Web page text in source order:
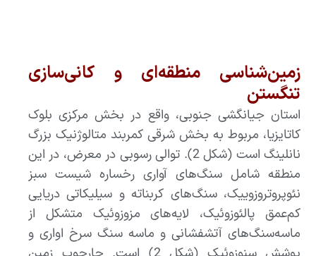
زمین‌شناسی منطقه‌ای و کانی‌سازی
تنگستن
استان جیانگشی جنوبی، واقع در بخش مرکزی بلوک
کاتایزیا، مربوط به بخش شرقی کمربند متالوژنیک بزرگ
نانلینگ است (شکل 2). توالی رسوبی در معرض، در این
منطقه شامل سنگ‌های آواری رخساره شیست سبز
نئوپروتروزوییک، سنگ‌های کربناته و سیلیکاتی دریایی
کم‌عمق پالئوزوئیک، لایه‌های مزوزوئیک متشکل از
ماسه‌سنگ‌های آتشفشانی و ماسه سنگ سرخ اواری و